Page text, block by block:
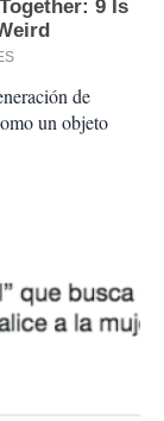
de
un objeto